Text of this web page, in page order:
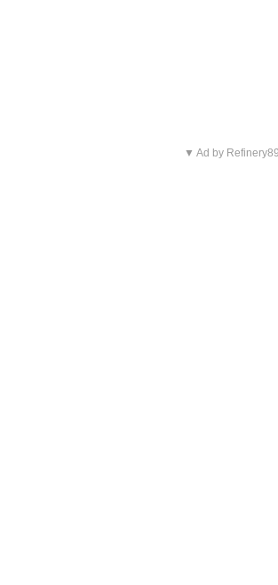
▼ Ad by Refinery89